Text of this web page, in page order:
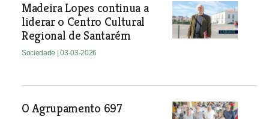
Madeira Lopes continua a
liderar o Centro Cultural
Regional de Santarém
Sociedade | 03-03-2026
O Agrupamento 697